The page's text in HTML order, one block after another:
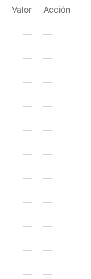
Valor Acción
— —
— —
— —
— —
— —
— —
—
—
— —
— —
— —
— —